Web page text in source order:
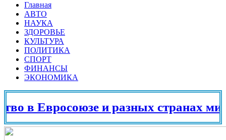
Главная
АВТО
НАУКА
ЗДОРОВЬЕ
КУЛЬТУРА
ПОЛИТИКА
СПОРТ
ФИНАНСЫ
ЭКОНОМИКА
и разных странах мира в